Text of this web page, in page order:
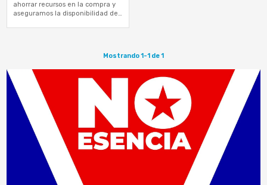
ahorrar recursos en la compra y
aseguramos la disponibilidad de
Mostrando 1-1 de 1